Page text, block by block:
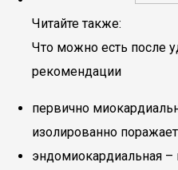
Читайте также:
Что можно есть после
рекомендации
первично
изолированно
эндомиокардиальная –